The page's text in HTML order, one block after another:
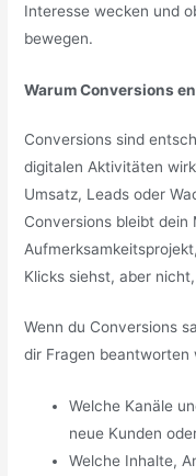
Interesse wecken und
bewegen.
Warum Conversions
Conversions sind
digitalen Aktivitäten
Umsatz, Leads oder
Conversions bleibt dein
Klicks siehst, aber
Wenn du Conversions
dir Fragen beantworten
Welche Kanäle
neue Kunden
Welche Inhalte,